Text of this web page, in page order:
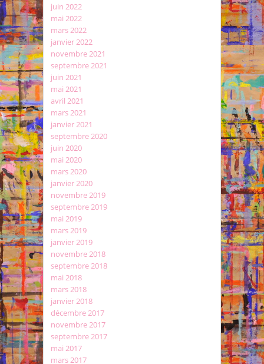
juin 2022
mai 2022
mars 2022
janvier 2022
novembre 2021
septembre 2021
juin 2021
mai 2021
avril 2021
mars 2021
janvier 2021
septembre 2020
juin 2020
mai 2020
mars 2020
janvier 2020
novembre 2019
septembre 2019
mai 2019
mars 2019
janvier 2019
novembre 2018
septembre 2018
mai 2018
mars 2018
janvier 2018
décembre 2017
novembre 2017
septembre 2017
mai 2017
mars 2017